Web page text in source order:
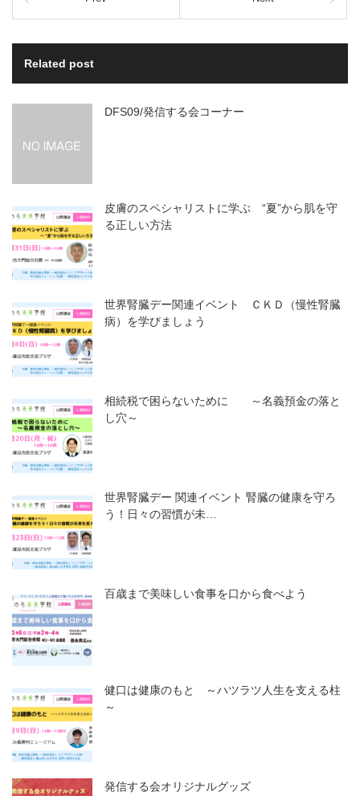
Related post
DFS09/発信する会コーナー
皮膚のスペシャリストに学ぶ “夏”から肌を守
る正しい方法
世界腎臓デー関連イベント ＣＫＤ（慢性腎臓
病）を学びましょう
相続税で困らないために ～名義預金の落と
し穴～
世界腎臓デー 関連イベント 腎臓の健康を守ろ
う！日々の習慣が未…
百歳まで美味しい食事を口から食べよう
健口は健康のもと ～ハツラツ人生を支える柱
～
発信する会オリジナルグッズ